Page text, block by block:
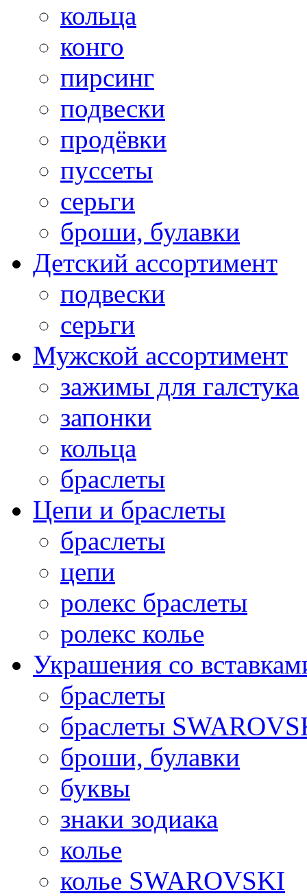
кольца
конго
пирсинг
подвески
продёвки
пуссеты
серьги
броши, булавки
Детский ассортимент
подвески
серьги
Мужской ассортимент
зажимы для галстука
запонки
кольца
браслеты
Цепи и браслеты
браслеты
цепи
ролекс браслеты
ролекс колье
Украшения со
браслеты
браслеты
броши, булавки
буквы
знаки зодиака
колье
колье SWAROVSKI